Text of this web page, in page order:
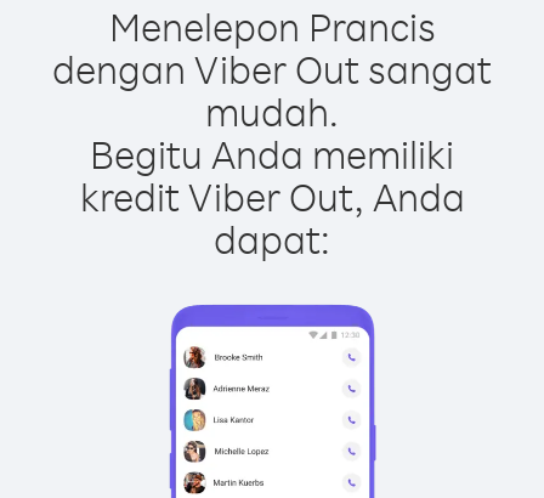
Menelepon Prancis
dengan Viber Out sangat
mudah.
Begitu Anda memiliki
kredit Viber Out, Anda
dapat: